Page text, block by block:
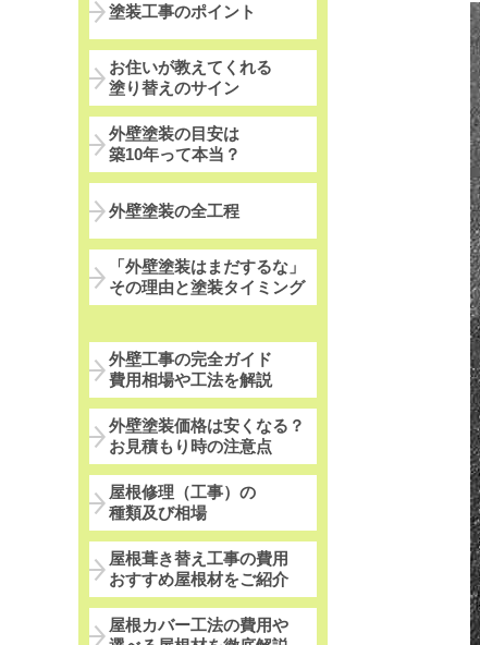
塗装工事のポイント
お住いが教えてくれる
塗り替えのサイン
外壁塗装の目安は
築10年って本当？
外壁塗装の全工程
「外壁塗装はまだするな」
その理由と塗装タイミング
外壁工事の完全ガイド
費用相場や工法を解説
外壁塗装価格は安くなる？
お見積もり時の注意点
屋根修理（工事）の
種類及び相場
屋根葺き替え工事の費用
おすすめ屋根材をご紹介
屋根カバー工法の費用や